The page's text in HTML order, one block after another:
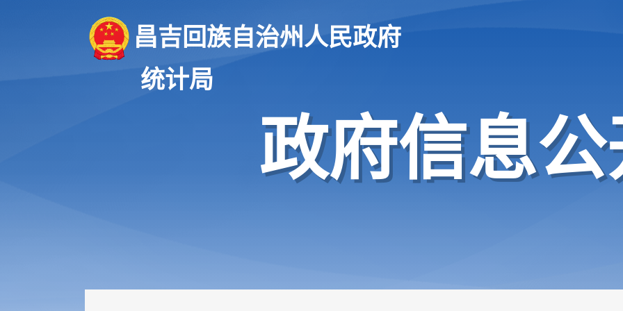
昌吉回族自治州人民政府
统计局
政府信息